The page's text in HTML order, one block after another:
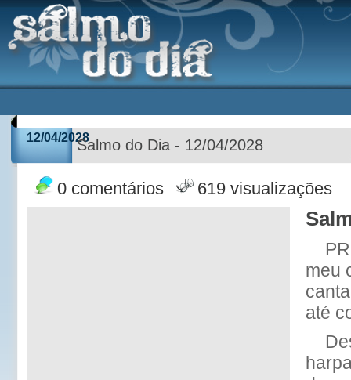
12/04/2028Salmo do Dia - 12/04/2028
0 comentários 619 visualizações
meu
até